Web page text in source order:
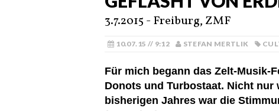
3.7.2015 - Freiburg, ZMF
10.07.15 // 9:12 STEFAN MERTLIK
Für mich begann das Zelt-Musik-
Donots und Turbostaat. Nicht nur
bisherigen Jahres war die